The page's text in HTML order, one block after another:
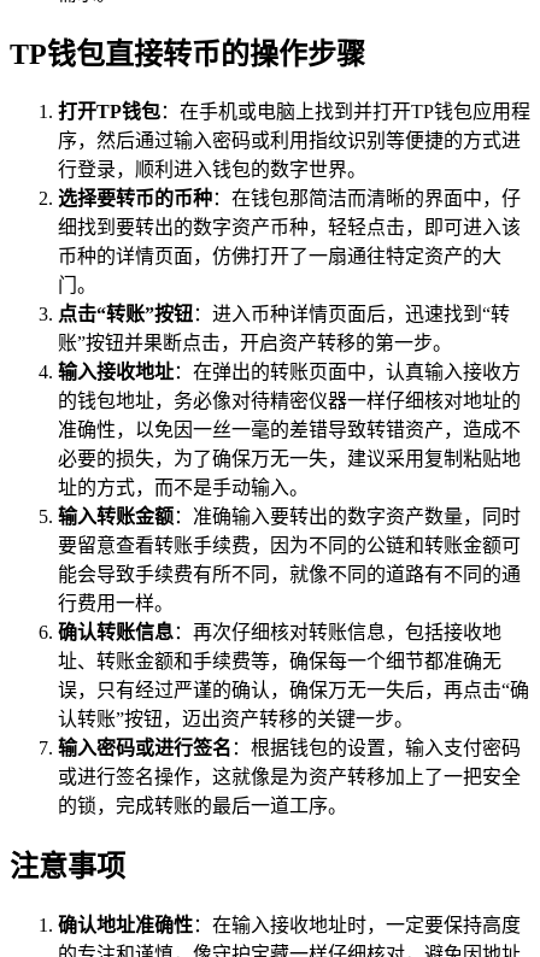
TP钱包直接转币的操作步骤
打开TP钱包：在手机或电脑上找到并打开TP钱包应用程
序，然后通过输入密码或利用指纹识别等便捷的方式进
行登录，顺利进入钱包的数字世界。
选择要转币的币种：在钱包那简洁而清晰的界面中，仔
细找到要转出的数字资产币种，轻轻点击，即可进入该
币种的详情页面，仿佛打开了一扇通往特定资产的大
门。
点击“转账”按钮：进入币种详情页面后，迅速找到“转
账”按钮并果断点击，开启资产转移的第一步。
输入接收地址：在弹出的转账页面中，认真输入接收方
的钱包地址，务必像对待精密仪器一样仔细核对地址的
准确性，以免因一丝一毫的差错导致转错资产，造成不
必要的损失，为了确保万无一失，建议采用复制粘贴地
址的方式，而不是手动输入。
输入转账金额：准确输入要转出的数字资产数量，同时
要留意查看转账手续费，因为不同的公链和转账金额可
能会导致手续费有所不同，就像不同的道路有不同的通
行费用一样。
确认转账信息：再次仔细核对转账信息，包括接收地
址、转账金额和手续费等，确保每一个细节都准确无
误，只有经过严谨的确认，确保万无一失后，再点击“确
认转账”按钮，迈出资产转移的关键一步。
输入密码或进行签名 ：根据钱包的设置，输入支付密码
或进行签名操作，这就像是为资产转移加上了一把安全
的锁，完成转账的最后一道工序。
注意事项
确认地址准确性：在输入接收地址时，一定要保持高度